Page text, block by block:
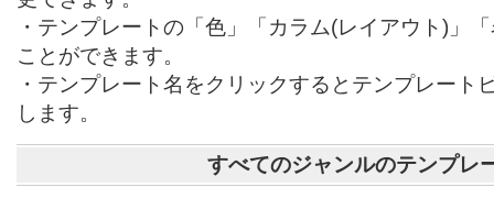
・テンプレートの「色」「カラム(レイアウト)」
ことができます。
・テンプレート名をクリックするとテンプレート
します。
すべてのジャンルのテンプレ